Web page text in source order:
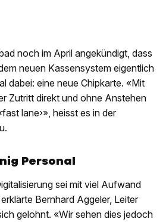
noch im April angekündigt, dass
neuen Kassensystem eigentlich
dabei: eine neue Chipkarte. «Mit
Zutritt direkt und ohne Anstehen
lane›», heisst es in der
Personal
sei mit viel Aufwand
Bernhard Aggeler, Leiter
gelohnt. «Wir sehen dies jedoch